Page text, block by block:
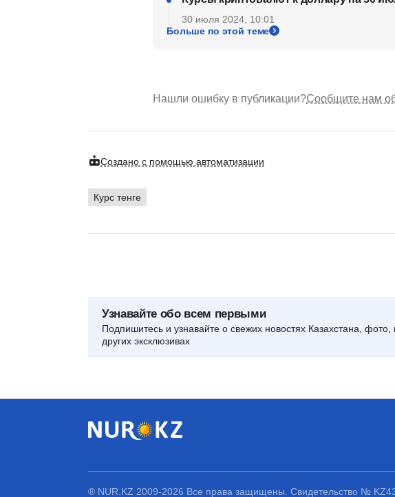
30 июля 2024, 10:01
Больше по этой теме
Нашли ошибку в публикации?Сообщите нам
Создано с помощью автоматизации
Курс тенге
Узнавайте обо всем первыми
Подпишитесь и узнавайте о свежих новостях Казахстана, фото,
других эксклюзивах
® NUR.KZ 2009-2026 Все права защищены. Свидетельство №